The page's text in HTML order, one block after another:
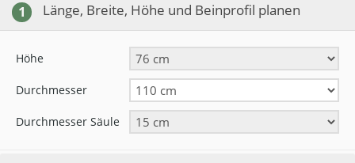
1 Länge, Breite, Höhe und Beinprofil planen
Höhe
Durchmesser
Durchmesser Säule